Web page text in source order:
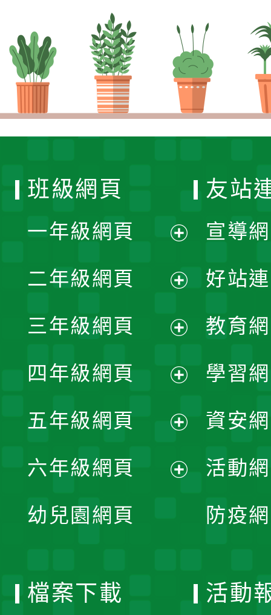
班級網頁
一年級網頁
開
選
單
二年級網頁
開
選
單
三年級網頁
開
選
單
四年級網頁
開
選
五年級網頁
開
六年級網頁
幼兒園網頁
友站
宣導
好站
教育
學習
資安
活動
防疫
檔案下載 活動